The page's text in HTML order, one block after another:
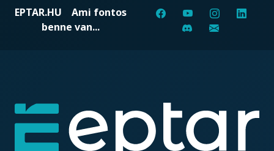
EPTAR.HU Ami fontos
benne van...